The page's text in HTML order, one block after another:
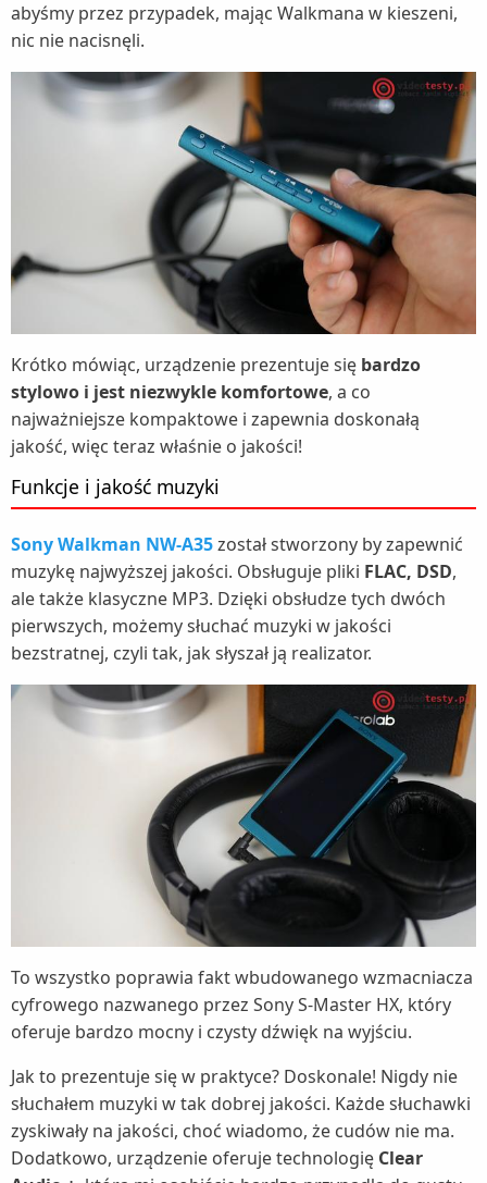
abyśmy przez przypadek, mając Walkmana w kieszeni,
nic nie nacisnęli.
Krótko mówiąc, urządzenie prezentuje się bardzo
stylowo i jest niezwykle komfortowe, a co
najważniejsze kompaktowe i zapewnia doskonałą
jakość, więc teraz właśnie o jakości!
Funkcje i jakość muzyki
Sony Walkman NW-A35został stworzony by zapewnić
muzykę najwyższej jakości. Obsługuje pliki FLAC, DSD,
ale także klasyczne MP3. Dzięki obsłudze tych dwóch
pierwszych, możemy słuchać muzyki w jakości
bezstratnej, czyli tak, jak słyszał ją realizator.
To wszystko poprawia fakt wbudowanego wzmacniacza
cyfrowego nazwanego przez Sony S-Master HX, który
oferuje bardzo mocny i czysty dźwięk na wyjściu.
Jak to prezentuje się w praktyce? Doskonale! Nigdy nie
słuchałem muzyki w tak dobrej jakości. Każde słuchawki
zyskiwały na jakości, choć wiadomo, że cudów nie ma.
Dodatkowo, urządzenie oferuje technologię Clear